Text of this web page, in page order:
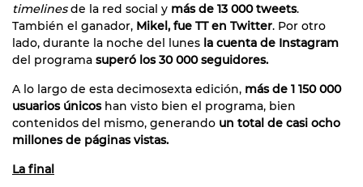
timelinesde la red social y más de 13 000 tweets.
También el ganador, Mikel, fue TT en Twitter. Por otro
lado, durante la noche del lunes la cuenta de Instagram
del programa superó los 30 000 seguidores.
A lo largo de esta decimosexta edición, más de 1 150 000
usuarios únicoshan visto bien el programa, bien
contenidos del mismo, generando un total de casi ocho
millones de páginas vistas.
La final